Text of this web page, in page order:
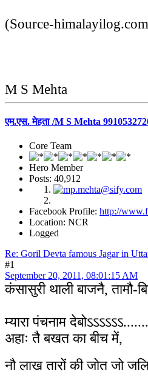
(Source-
M S Mehta
एम.एस. मेहता /M S Mehta
Core Team
Hero Member
Posts: 40,912
Facebook Profile: http://
Location: NCR
Logged
Re: Goril Devta famous Jagar in
#1
September 20, 2011, 08:01:15 AM
कंसासुरी थाली बाजनै, तामौ-
म्यारा पंचनाम
अहाः तै बखत का बीच में,
नौ लाख तारों की जोत जो